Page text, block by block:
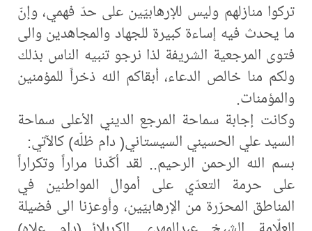
تركوا منازلهم وليس للإرهابيّين على حدّ فهمي، وإنّ
ما يحدث فيه إساءة كبيرة للجهاد والمجاهدين والى
فتوى المرجعية الشريفة لذا نرجو تنبيه الناس بذلك
ولكم منا خالص الدعاء، أبقاكم الله ذخراً للمؤمنين
والمؤمنات.
وكانت إجابة سماحة المرجع الديني الأعلى سماحة
السيد علي الحسيني السيستاني( دام ظلّه) كالآتي:
بسم الله الرحمن الرحيم.. لقد أكّدنا مراراً وتكراراً
على حرمة التعدّي على أموال المواطنين في
المناطق المحرّرة من الإرهابيّين، وأوعزنا الى فضيلة